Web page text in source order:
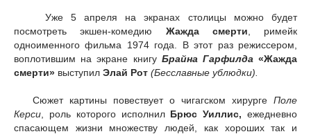
Уже 5 апреля на экранах столицы можно будет
посмотреть экшен-комедию Жажда смерти , римейк
одноименного фильма 1974 года. В этот раз режиссером,
воплотившим на экране книгу Брайна Гарфилда «Жажда
смерти» выступил Элай Рот (Бесславные ублюдки).
Сюжет картины повествует о чигагском хирурге Поле
Керси , роль которого исполнил Брюс Уиллис,ежедневно
спасающем жизни множеству людей, как хороших так и